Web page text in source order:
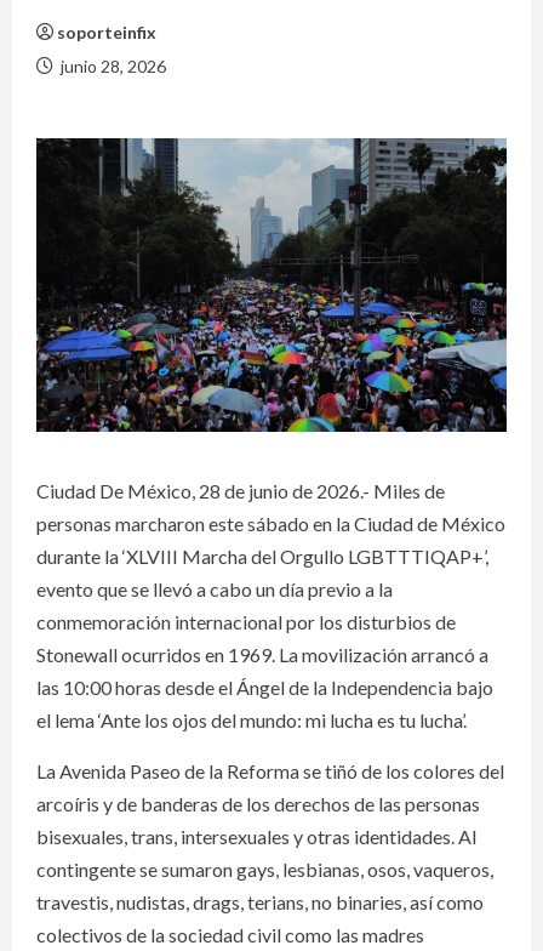
soporteinfix
junio 28, 2026
Ciudad De México, 28 de junio de 2026.- Miles de
personas marcharon este sábado en la Ciudad de México
durante la ‘XLVIII Marcha del Orgullo LGBTTTIQAP+’,
evento que se llevó a cabo un día previo a la
conmemoración internacional por los disturbios de
Stonewall ocurridos en 1969. La movilización arrancó a
las 10:00 horas desde el Ángel de la Independencia bajo
el lema ‘Ante los ojos del mundo: mi lucha es tu lucha’.
La Avenida Paseo de la Reforma se tiñó de los colores del
arcoíris y de banderas de los derechos de las personas
bisexuales, trans, intersexuales y otras identidades. Al
contingente se sumaron gays, lesbianas, osos, vaqueros,
travestis, nudistas, drags, terians, no binaries, así como
colectivos de la sociedad civil como las madres